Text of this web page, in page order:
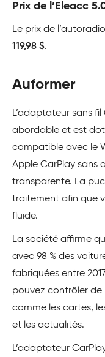
Prix de l’Eleacc
Le prix de l’autoradio
119,98 $.
Auformer
L’adaptateur sans
abordable et est
compatible avec le
Apple CarPlay sans
transparente. La
traitement afin que
fluide.
La société affirme
avec 98 % des
fabriquées entre
pouvez contrôler de
comme les cartes,
et les actualités.
L’adaptateur